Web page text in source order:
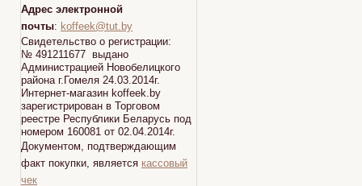
Адрес электронной
почты: koffeek@tut.by
Свидетельство о регистрации:
№ 491211677 выдано
Администрацией Новобелицкого
района г.Гомеля 24.03.2014г.
Интернет-магазин koffeek.by
зарегистрирован в Торговом
реестре Республики Беларусь под
номером 160081 от 02.04.2014г.
Документом, подтверждающим
факт покупки, является кассовый
чек